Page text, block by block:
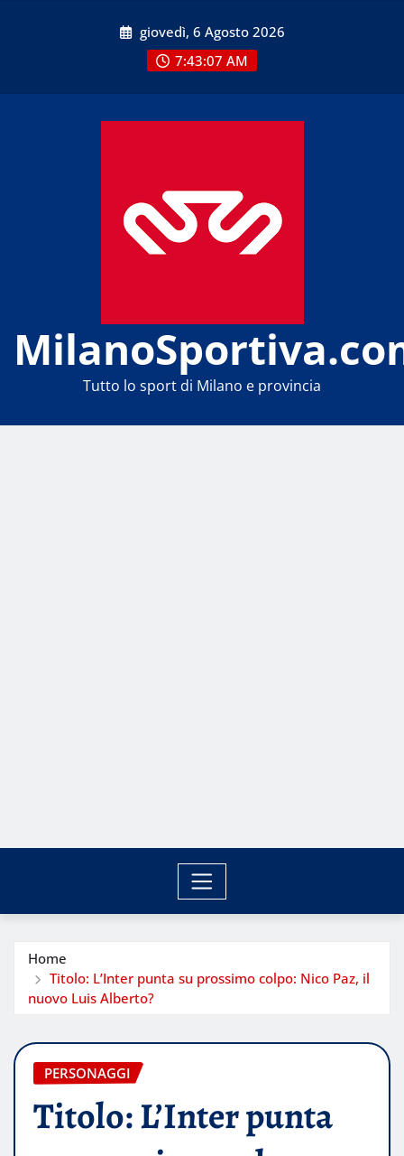
giovedì, 6 Agosto 2026
7:43:09 AM
Tutto lo sport di Milano e provincia
Home
Titolo: L’Inter punta su prossimo colpo: Nico Paz, il
nuovo Luis Alberto?
PERSONAGGI
Titolo: L’Inter punta